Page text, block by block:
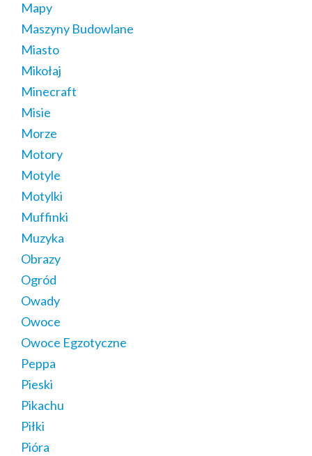
Mapy
Maszyny Budowlane
Miasto
Mikołaj
Minecraft
Misie
Morze
Motory
Motyle
Motylki
Muffinki
Muzyka
Obrazy
Ogród
Owady
Owoce
Owoce Egzotyczne
Peppa
Pieski
Pikachu
Piłki
Pióra